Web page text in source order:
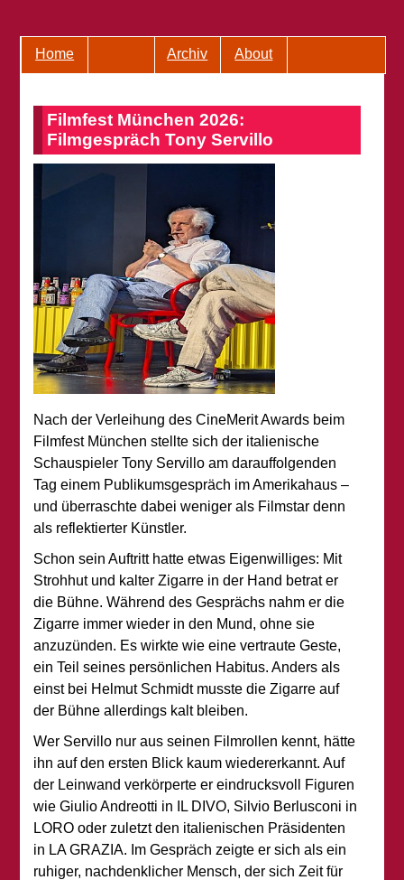
Home Archiv About
Filmfest München 2026:
Filmgespräch Tony Servillo
Nach der Verleihung des CineMerit Awards beim
Filmfest München stellte sich der italienische
Schauspieler Tony Servillo am darauffolgenden
Tag einem Publikumsgespräch im Amerikahaus –
und überraschte dabei weniger als Filmstar denn
als reflektierter Künstler.
Schon sein Auftritt hatte etwas Eigenwilliges: Mit
Strohhut und kalter Zigarre in der Hand betrat er
die Bühne. Während des Gesprächs nahm er die
Zigarre immer wieder in den Mund, ohne sie
anzuzünden. Es wirkte wie eine vertraute Geste,
ein Teil seines persönlichen Habitus. Anders als
einst bei Helmut Schmidt musste die Zigarre auf
der Bühne allerdings kalt bleiben.
Wer Servillo nur aus seinen Filmrollen kennt, hätte
ihn auf den ersten Blick kaum wiedererkannt. Auf
der Leinwand verkörperte er eindrucksvoll Figuren
wie Giulio Andreotti in IL DIVO, Silvio Berlusconi in
LORO oder zuletzt den italienischen Präsidenten
in LA GRAZIA. Im Gespräch zeigte er sich als ein
ruhiger, nachdenklicher Mensch, der sich Zeit für